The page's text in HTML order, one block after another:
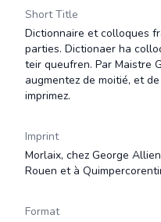
Short Title
Dictionnaire et colloques
parties. Dictionaer ha
teir queufren. Par Maistre
augmentez de moitié, et
imprimez.
Imprint
Morlaix, chez George
Rouen et à
Format